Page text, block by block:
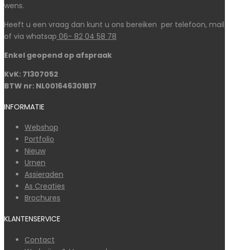
wens.
Heeft u een vraag dan kunt u ons bereiken per telefoon, mail
of via whatsap 06- 82 04 58 78
Enkel geopend op afspraak
KvK: 71307052
BTW nr: NL001646301B17
INFORMATIE
Webshop
Portfolio
Nieuw
Urnen
Assieraden
As Creaties
Brochures
KLANTENSERVICE
Contact